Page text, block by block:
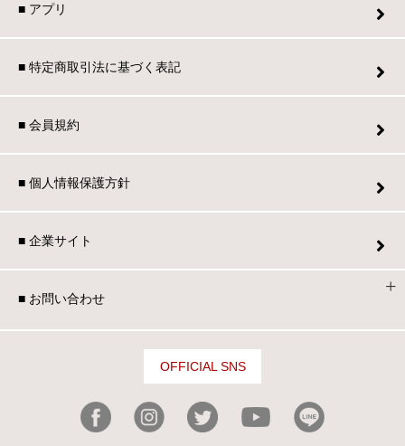
■ アプリ
■ 特定商取引法に基づく表記
■ 会員規約
■ 個人情報保護方針
■ 企業サイト
■ お問い合わせ
OFFICIAL SNS